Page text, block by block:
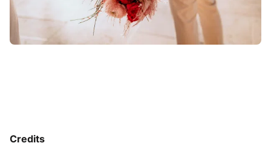
Credits